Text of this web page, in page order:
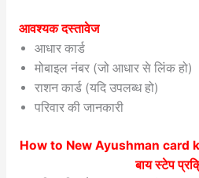
आवश्यक दस्तावेज
आधार कार्ड
मोबाइल नंबर (जो आधार से लिंक हो)
राशन कार्ड (यदि उपलब्ध हो)
परिवार की जानकारी
How to New Ayushman card
बाय स्टेप